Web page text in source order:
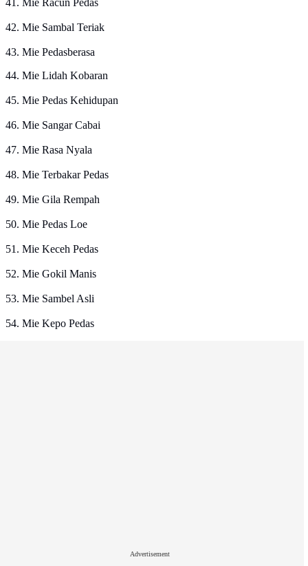
41. Mie Racun Pedas
42. Mie Sambal Teriak
43. Mie Pedasberasa
44. Mie Lidah Kobaran
45. Mie Pedas Kehidupan
46. Mie Sangar Cabai
47. Mie Rasa Nyala
48. Mie Terbakar Pedas
49. Mie Gila Rempah
50. Mie Pedas Loe
51. Mie Keceh Pedas
52. Mie Gokil Manis
53. Mie Sambel Asli
54. Mie Kepo Pedas
Advertisement